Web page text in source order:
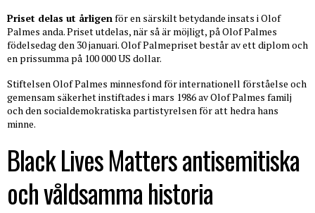
Priset delas ut årligen för en särskilt betydande insats i Olof
Palmes anda. Priset utdelas, när så är möjligt, på Olof Palmes
födelsedag den 30 januari. Olof Palmepriset består av ett diplom och
en prissumma på 100 000 US dollar.
Stiftelsen Olof Palmes minnesfond för internationell förståelse och
gemensam säkerhet instiftades i mars 1986 av Olof Palmes familj
och den socialdemokratiska partistyrelsen för att hedra hans
minne.
Black Lives Matters antisemitiska
och våldsamma historia